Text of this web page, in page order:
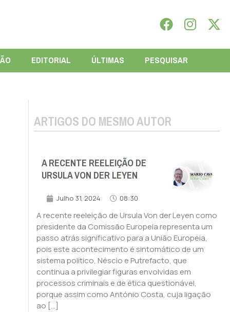
EDITORIAL ÚLTIMAS PESQUISAR
ARTIGOS DO MESMO AUTOR
A RECENTE REELEIÇÃO DE
URSULA VON DER LEYEN
Julho 31, 2024 08:30
A recente reeleição de Ursula Von der Leyen como
presidente da Comissão Europeia representa um
passo atrás significativo para a União Europeia,
pois este acontecimento é sintomático de um
sistema político, Néscio e Putrefacto, que
continua a privilegiar figuras envolvidas em
processos criminais e de ética questionável,
porque assim como António Costa, cuja ligação
ao […]